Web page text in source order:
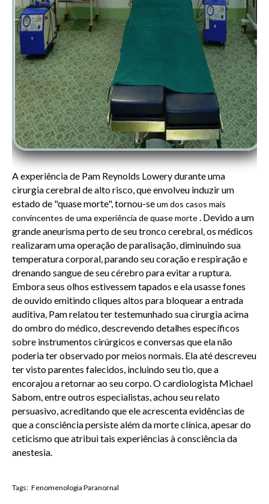
A experiência de Pam Reynolds Lowery durante uma
cirurgia cerebral de alto risco, que envolveu induzir um
estado de "quase morte", tornou-seum dos casos mais
convincentes de uma experiência de quase morte. Devido a um
grande aneurisma perto de seu tronco cerebral, os médicos
realizaram uma operação de paralisação, diminuindo sua
temperatura corporal, parando seu coração e respiração e
drenando sangue de seu cérebro para evitar a ruptura.
Embora seus olhos estivessem tapados e ela usasse fones
de ouvido emitindo cliques altos para bloquear a entrada
auditiva, Pam relatou ter testemunhado sua cirurgia acima
do ombro do médico, descrevendo detalhes específicos
sobre instrumentos cirúrgicos e conversas que ela não
poderia ter observado por meios normais. Ela até descreveu
ter visto parentes falecidos, incluindo seu tio, que a
encorajou a retornar ao seu corpo. O cardiologista Michael
Sabom, entre outros especialistas, achou seu relato
persuasivo, acreditando que ele acrescenta evidências de
que a consciência persiste além da morte clínica, apesar do
ceticismo que atribui tais experiências à consciência da
anestesia.
Tags: Fenomenologia Paranornal